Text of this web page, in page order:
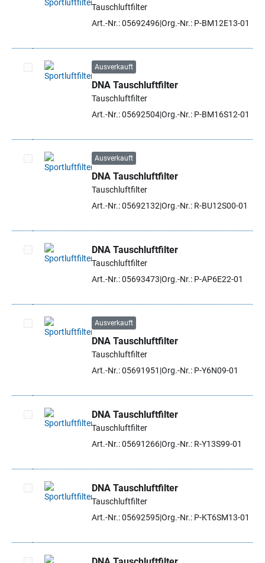
Artikel auswählen
Tauschluftfilter
Art.-Nr.: 05692496Org.-Nr.: P-BM12E13-01
Artikel auswählen
Ausverkauft
DNA Tauschluftfilter
Tauschluftfilter
Art.-Nr.: 05692504Org.-Nr.: P-BM16S12-01
Artikel auswählen
Ausverkauft
DNA Tauschluftfilter
Tauschluftfilter
Art.-Nr.: 05692132 Org.-Nr.: R-BU12S00-01
Artikel auswählen
DNA Tauschluftfilter
Tauschluftfilter
Art.-Nr.: 05693473 Org.-Nr.: P-AP6E22-01
Artikel auswählen
Ausverkauft
DNA Tauschluftfilter
Tauschluftfilter
Art.-Nr.: 05691951 Org.-Nr.: P-Y6N09-01
Artikel auswählen
DNA Tauschluftfilter
Tauschluftfilter
Art.-Nr.: 05691266Org.-Nr.: R-Y13S99-01
Artikel auswählen
DNA Tauschluftfilter
Tauschluftfilter
Art.-Nr.: 05692595Org.-Nr.: P-KT6SM13-01